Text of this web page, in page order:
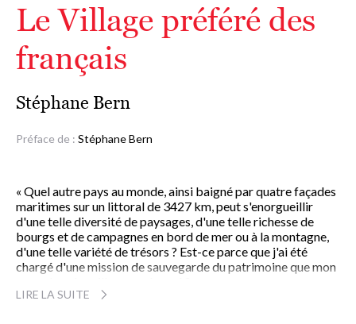
Le Village préféré des
français
Stéphane Bern
Préface de : Stéphane Bern
« Quel autre pays au monde, ainsi baigné par quatre façades
maritimes sur un littoral de 3427 km, peut s'enorgueillir
d'une telle diversité de paysages, d'une telle richesse de
bourgs et de campagnes en bord de mer ou à la montagne,
d'une telle variété de trésors ? Est-ce parce que j'ai été
chargé d'une mission de sauvegarde du patrimoine que mon
LIRE LA SUITE